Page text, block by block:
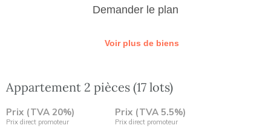
Demander le plan
Voir plus de biens
Appartement 2 pièces (17 lots)
Prix (TVA 20%)
Prix direct promoteur
Prix (TVA 5.5%)
Prix direct promoteur